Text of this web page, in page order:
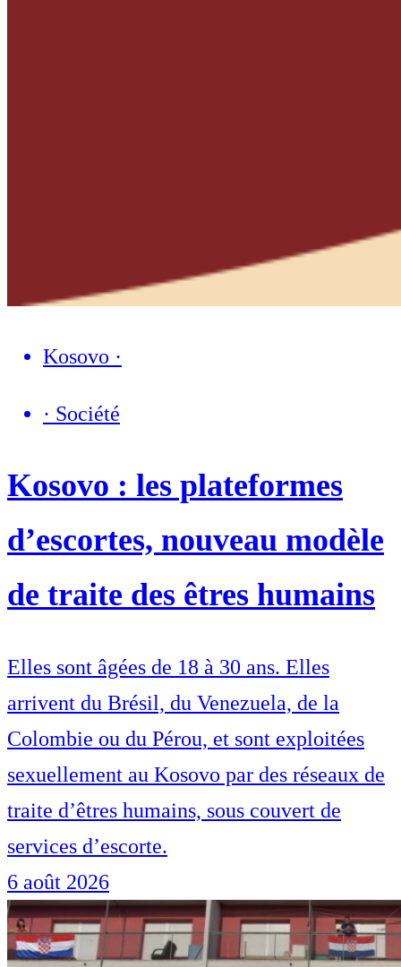
Kosovo ·
· Société
Kosovo : les plateformes
d’escortes, nouveau modèle
de traite des êtres humains
Elles sont âgées de 18 à 30 ans. Elles
arrivent du Brésil, du Venezuela, de la
Colombie ou du Pérou, et sont exploitées
sexuellement au Kosovo par des réseaux de
traite d’êtres humains, sous couvert de
services d’escorte.
6 août 2026